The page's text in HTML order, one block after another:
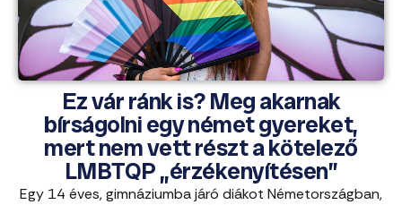
Ez vár ránk is? Meg akarnak
bírságolni egy német gyereket,
mert nem vett részt a kötelező
LMBTQP „érzékenyítésen”
Egy 14 éves, gimnáziumba járó diákot Németországban,